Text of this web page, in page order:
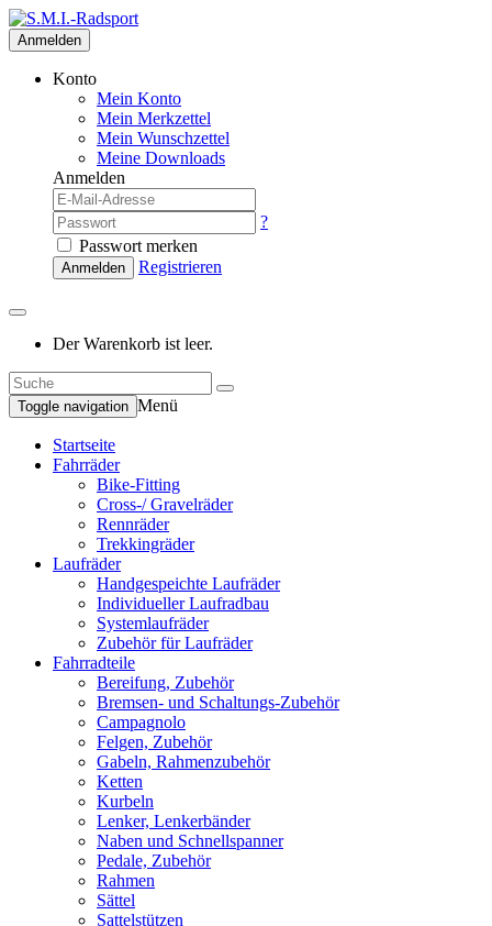
Anmelden
Konto
Mein Konto
Mein Merkzettel
Mein Wunschzettel
Meine Downloads
Anmelden
?
Passwort merken
Anmelden Registrieren
Der Warenkorb ist leer.
Toggle navigation Menü
Startseite
Fahrräder
Bike-Fitting
Cross-/ Gravelräder
Rennräder
Trekkingräder
Laufräder
Handgespeichte Laufräder
Individueller Laufradbau
Systemlaufräder
Zubehör für Laufräder
Fahrradteile
Bereifung, Zubehör
Bremsen- und Schaltungs-Zubehör
Campagnolo
Felgen, Zubehör
Gabeln, Rahmenzubehör
Ketten
Kurbeln
Lenker, Lenkerbänder
Naben und Schnellspanner
Pedale, Zubehör
Rahmen
Sättel
Sattelstützen